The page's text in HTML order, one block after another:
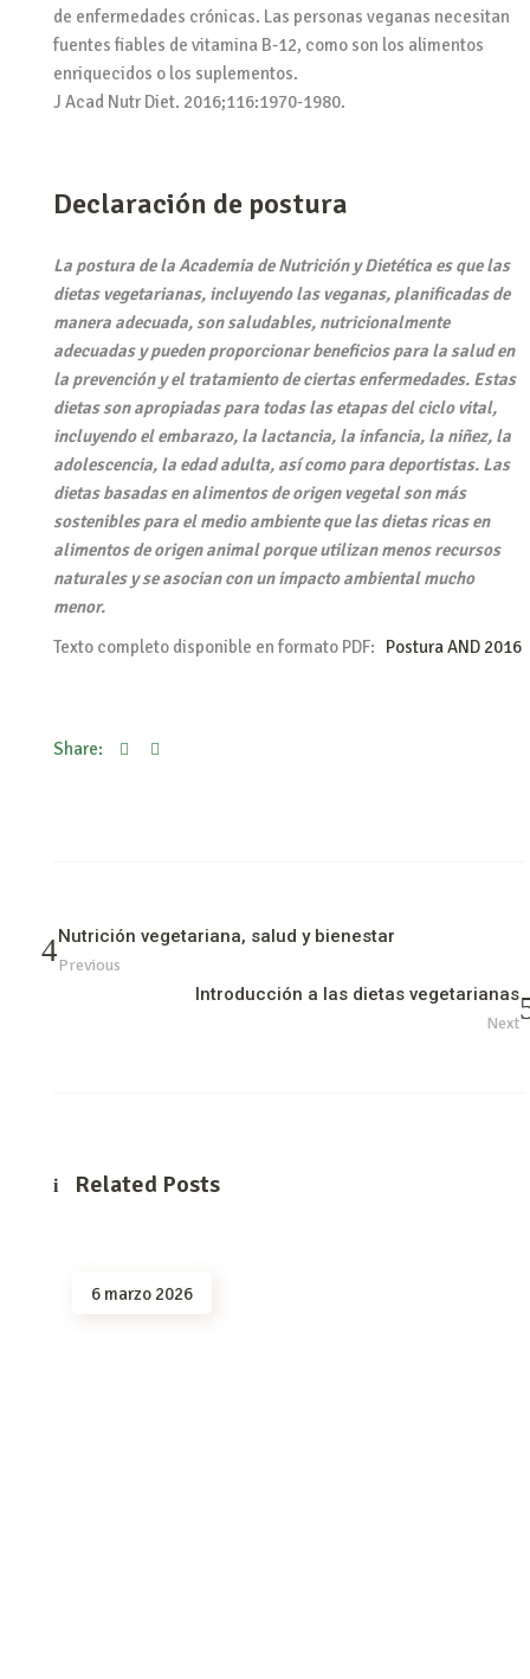
de enfermedades crónicas. Las personas veganas necesitan
fuentes fiables de vitamina B-12, como son los alimentos
enriquecidos o los suplementos.
J Acad Nutr Diet. 2016;116:1970-1980.
Declaración de postura
La postura de la Academia de Nutrición y Dietética es que las
dietas vegetarianas, incluyendo las veganas, planificadas de
manera adecuada, son saludables, nutricionalmente
adecuadas y pueden proporcionar beneficios para la salud en
la prevención y el tratamiento de ciertas enfermedades. Estas
dietas son apropiadas para todas las etapas del ciclo vital,
incluyendo el embarazo, la lactancia, la infancia, la niñez, la
adolescencia, la edad adulta, así como para deportistas. Las
dietas basadas en alimentos de origen vegetal son más
sostenibles para el medio ambiente que las dietas ricas en
alimentos de origen animal porque utilizan menos recursos
naturales y se asocian con un impacto ambiental mucho
menor.
Texto completo disponible en formato PDF: Postura AND 2016
Share:
Nutrición vegetariana, salud y bienestar
Previous
Introducción a las dietas vegetarianas
Next
Related Posts
6 marzo 2026